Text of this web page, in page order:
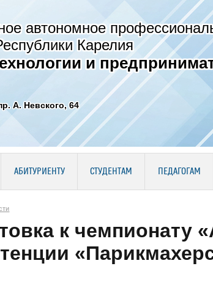
автономное
Карелия
и
А. Невского, 64
АБИТУРИЕНТУ СТУДЕНТАМ ПЕДАГОГАМ
к чемпионату